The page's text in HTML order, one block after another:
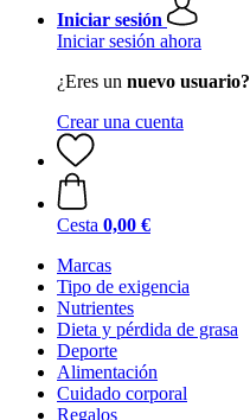
Iniciar sesión
Iniciar sesión ahora
¿Eres un nuevo usuario?
Crear una cuenta
Cesta 0,00 €
Marcas
Tipo de exigencia
Nutrientes
Dieta y pérdida de grasa
Deporte
Alimentación
Cuidado corporal
Regalos